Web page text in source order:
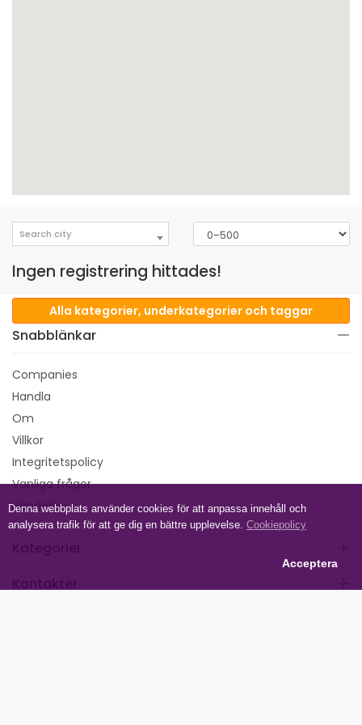
Search city
Ingen registrering hittades!
Alla kategorier, underkategorier och taggar
Snabblänkar
Companies
Handla
Om
Villkor
Integritetspolicy
Vanliga frågor
Händelser
Denna webbplats använder cookies för att anpassa innehåll och
analysera trafik för att ge dig en bättre upplevelse. Cookiepolicy
Acceptera